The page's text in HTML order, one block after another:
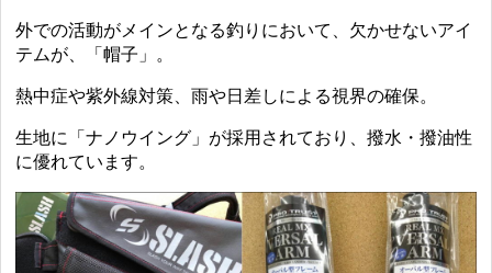
外での活動がメインとなる釣りにおいて、欠かせないアイ
テムが、「帽子」。
熱中症や紫外線対策、雨や日差しによる視界の確保。
生地に「ナノウイング」が採用されており、撥水・撥油性
に優れています。